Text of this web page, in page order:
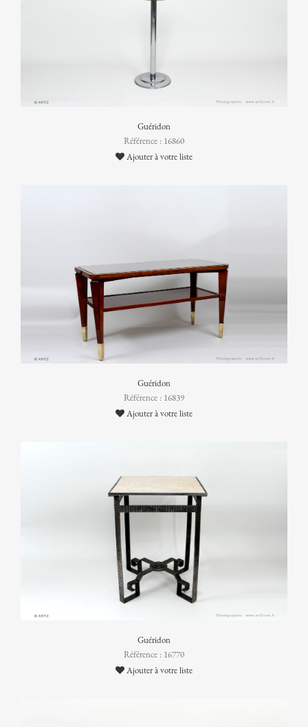
Guéridon
Référence : 16860
Ajouter à votre liste
Guéridon
Référence : 16839
Ajouter à votre liste
Guéridon
Référence : 16770
Ajouter à votre liste